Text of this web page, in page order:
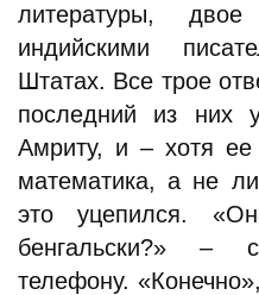
литературы,
индийскими
Штатах. Все трое
последний из них
Амриту, и – хотя ее
математика, а не
это уцепился.
бенгальски?» –
телефону.